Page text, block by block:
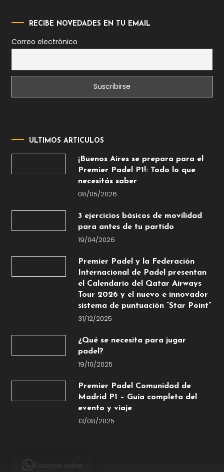
RECIBE NOVEDADES EN TU EMAIL
Correo electrónico
ULTIMOS ARTICULOS
¡Buenos Aires se prepara para el
Premier Padel P1!: Todo lo que
necesitás saber
08/05/2026
3 ejercicios básicos de movilidad
para antes de tu partido
19/04/2026
Premier Padel y la Federación
Internacional de Padel presentan
el Calendario del Qatar Airways
Tour 2026 y el nuevo e innovador
sistema de puntuación “Star Point”
31/12/2025
¿Qué se necesita para jugar
padel?
19/10/2025
Premier Padel Comunidad de
Madrid P1 – Guía completa del
evento y viaje
13/08/2025
Estamos online